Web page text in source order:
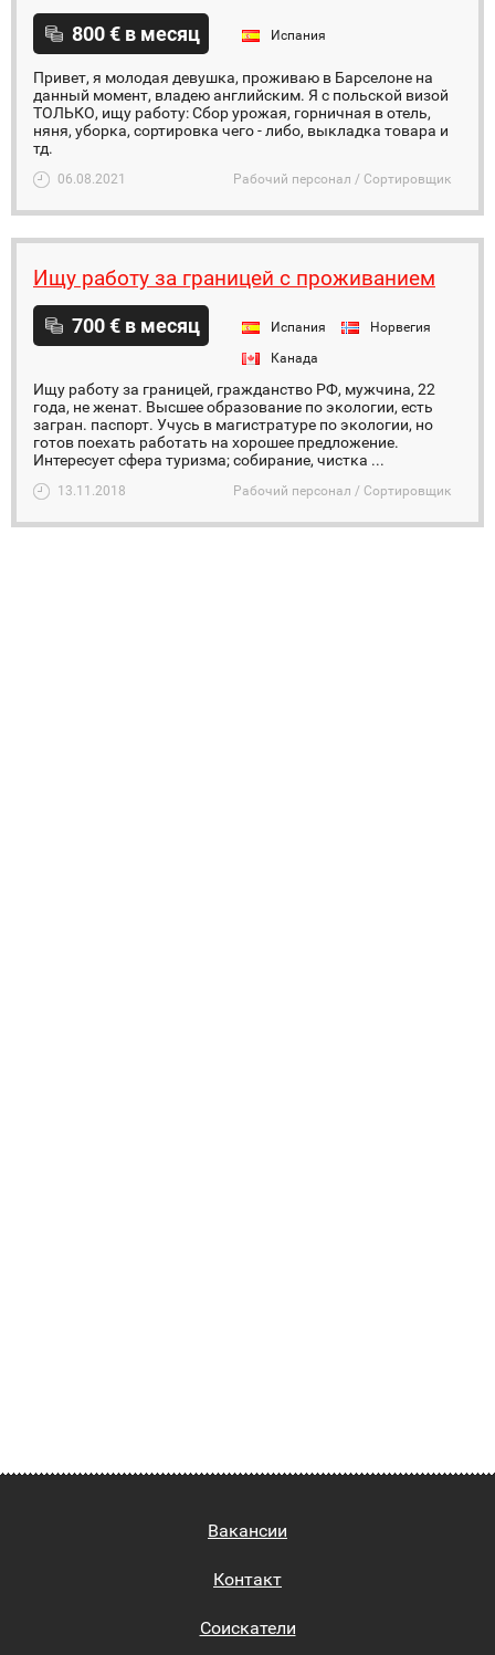
800 € в месяц Испания
Привет, я молодая девушка, проживаю в Барселоне на
данный момент, владею английским. Я с польской визой
ТОЛЬКО, ищу работу: Сбор урожая, горничная в отель,
няня, уборка, сортировка чего - либо, выкладка товара и
тд.
06.08.2021 Рабочий персонал / Сортировщик
Ищу работу за границей с проживанием
700 € в месяц Испания
Норвегия
Канада
Ищу работу за границей, гражданство РФ, мужчина, 22
года, не женат. Высшее образование по экологии, есть
загран. паспорт. Учусь в магистратуре по экологии, но
готов поехать работать на хорошее предложение.
Интересует сфера туризма; собирание, чистка ...
13.11.2018 Рабочий персонал / Сортировщик
Вакансии
Контакт
Соискатели